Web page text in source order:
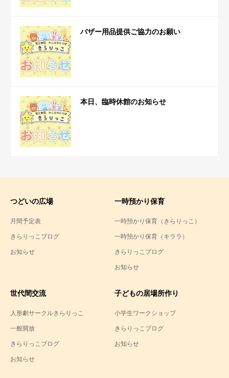
バザー用品提供ご協力のお願い
本日、臨時休館のお知らせ
つどいの広場
月間予定表
きらりっこブログ
お知らせ
一時預かり保育
一時預かり保育（きらりっこ）
一時預かり保育（キララ）
きらりっこブログ
お知らせ
世代間交流
人形劇サークルきらりっこ
一般開放
きらりっこブログ
お知らせ
子どもの居場所作り
小学生ワークショップ
きらりっこブログ
お知らせ